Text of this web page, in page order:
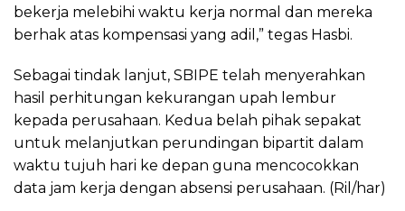
bekerja melebihi waktu kerja normal dan mereka
berhak atas kompensasi yang adil,” tegas Hasbi.
Sebagai tindak lanjut, SBIPE telah menyerahkan
hasil perhitungan kekurangan upah lembur
kepada perusahaan. Kedua belah pihak sepakat
untuk melanjutkan perundingan bipartit dalam
waktu tujuh hari ke depan guna mencocokkan
data jam kerja dengan absensi perusahaan. (Ril/har)